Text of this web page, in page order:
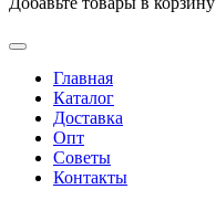
Главная
Каталог
Доставка
Опт
Советы
Контакты